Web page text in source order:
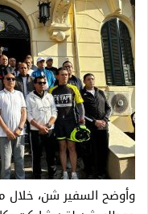
وأوضح السفير شن، خلال